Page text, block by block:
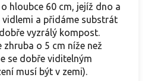
hloubce 60 cm, jejíž dno a
a přidáme substrát
vyzrálý kompost.
o 5 cm níže než
se dobře viditelným
musí být v zemi).